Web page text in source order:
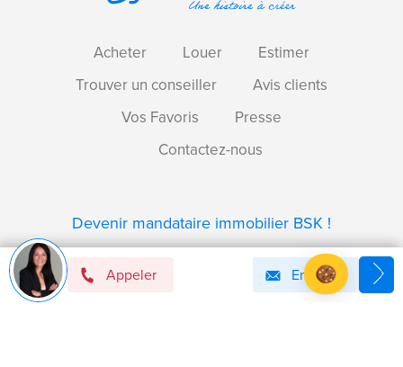
Appeler Email
Acheter Louer
Estimer
Trouver un conseiller
Avis clients
Vos Favoris
Presse
Contactez-nous
Devenir mandataire immobilier BSK !